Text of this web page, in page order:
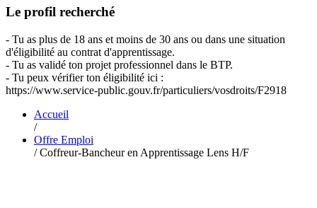
Le profil recherché
- Tu as plus de 18 ans et moins de 30 ans ou dans une situation
d'éligibilité au contrat d'apprentissage.
- Tu as validé ton projet professionnel dans le BTP.
- Tu peux vérifier ton éligibilité ici :
https://www.service-public.gouv.fr/particuliers/vosdroits/F2918
Accueil
/
Offre Emploi
/ Coffreur-Bancheur en Apprentissage Lens H/F